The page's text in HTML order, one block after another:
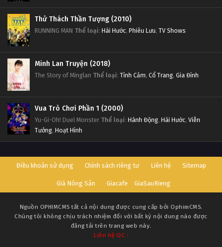
Thử Thách Thần Tượng (2010)
RUNNING MAN Thể loại: Hài Hước, Phiêu Lưu, TV Shows
Minh Lan Truyện (2018)
The Story of Minglan Thể loại: Tình Cảm, Cổ Trang, Gia Đình
Vua Trò Chơi Phần 1 (2000)
Yu-Gi-Oh! Duel Monster Thể loại: Hành Động, Hài Hước, Viễn
Tưởng, Hoạt Hình
Điều khoản sử dụng Chính sách riêng tư Liên hệ Sitemap
Giá Nông Sản Giacafe GiaSauRieng
Nguồn OPHIMCMS tất cả nội dung được cung cấp bởi OphimCMS.
Chúng tôi không chịu trách nhiệm đối với bất kỳ nội dung nào được
đăng tải trên trang web này.
Liên hệ QC :